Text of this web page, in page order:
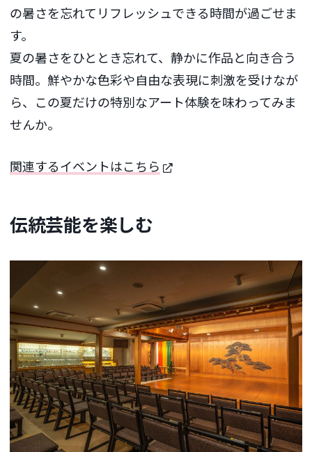
の暑さを忘れてリフレッシュできる時間が過ごせま
す。
夏の暑さをひととき忘れて、静かに作品と向き合う
時間。鮮やかな色彩や自由な表現に刺激を受けなが
ら、この夏だけの特別なアート体験を味わってみま
せんか。
関連するイベントはこちら
伝統芸能を楽しむ